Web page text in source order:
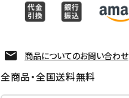
商品についてのお問い合わせ
全商品・全国送料無料